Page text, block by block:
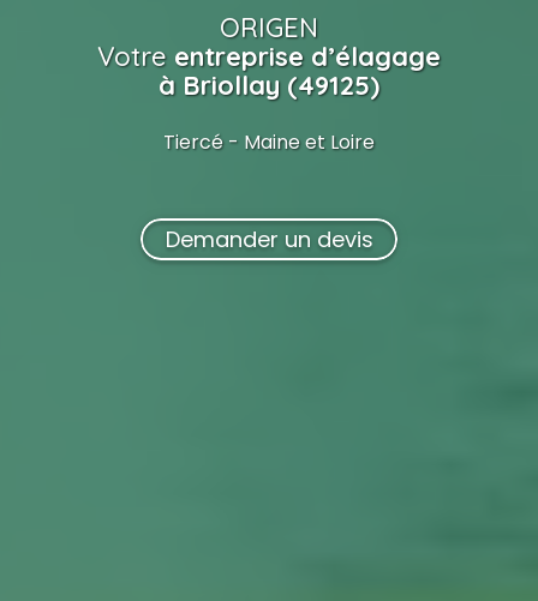
ORIGEN
Votre entreprise d’élagage
à Briollay (49125)
Tiercé - Maine et Loire
Demander un devis